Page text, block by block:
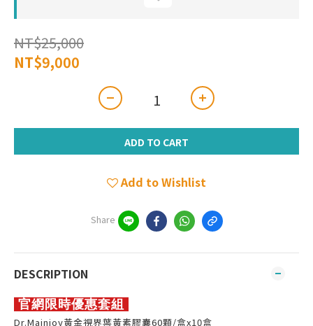
NT$25,000
NT$9,000
ADD TO CART
Add to Wishlist
Share
DESCRIPTION
官網 限時優惠套組
Dr.Mainjoy黃金視界葉黃素膠囊60顆/盒x10盒